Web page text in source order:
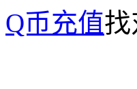
Q币充值